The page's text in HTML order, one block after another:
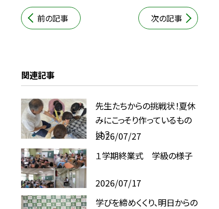
前の記事 次の記事
関連記事
先生たちからの挑戦状！夏休
みにこっそり作っているもの
は？
2026/07/27
１学期終業式 学級の様子
2026/07/17
学びを締めくくり、明日からの